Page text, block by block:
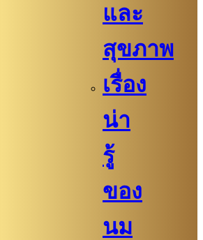
และ
สุขภาพ
เรื่อง
น่า
รู้
ของ
นม